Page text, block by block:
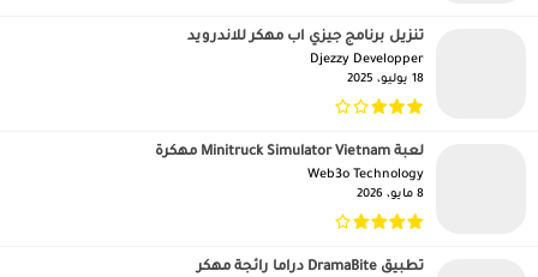
تنزيل برنامج جيزي اب مهكر للاندرويد
Djezzy Developper‏
18 يوليو، 2025
لعبة Minitruck Simulator Vietnam مهكرة
Web3o Technology‏
8 مايو، 2026
تطبيق DramaBite دراما رائجة مهكر